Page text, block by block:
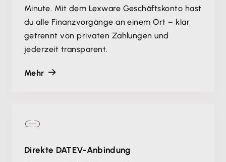
Minute. Mit dem Lexware Geschäftskonto hast
du alle Finanzvorgänge an einem Ort – klar
getrennt von privaten Zahlungen und
jederzeit transparent.
Mehr
Direkte DATEV-Anbindung